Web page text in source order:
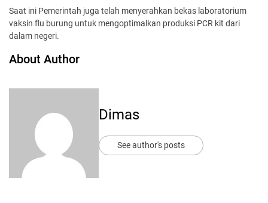
Saat ini Pemerintah juga telah menyerahkan bekas laboratorium
vaksin flu burung untuk mengoptimalkan produksi PCR kit dari
dalam negeri.
About Author
Dimas
See author's posts